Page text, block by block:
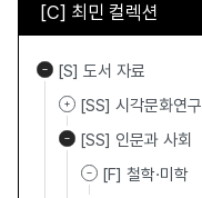
[C] 최민 컬렉션
[S] 도서 자료
[SS] 시각문화연구
[SS] 인문과 사회
[F] 철학·미학